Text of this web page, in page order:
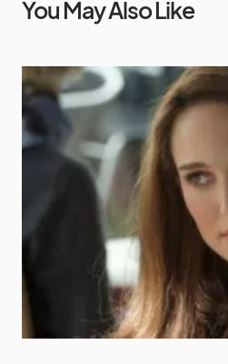
You May Also Like